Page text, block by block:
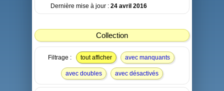
Dernière mise à jour : 24 avril 2016
Collection
Filtrage : tout afficher avec manquants
avec doubles avec désactivés